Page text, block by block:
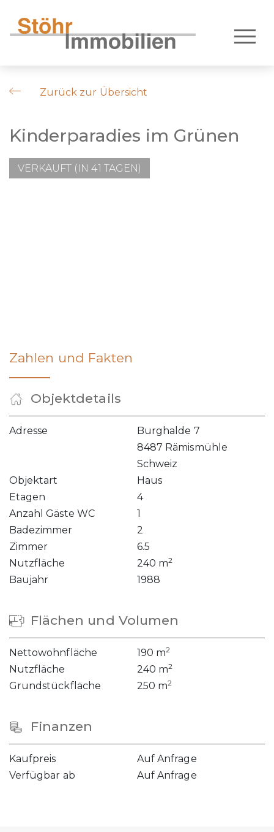
Zurück zur Übersicht
Kinderparadies im Grünen
VERKAUFT (IN 41 TAGEN)
Zahlen und Fakten
Objektdetails
Adresse
Burghalde 7
8487 Rämismühle
Schweiz
Objektart
Haus
Etagen
4
Anzahl Gäste WC
1
Badezimmer
2
Zimmer
6.5
Nutzfläche
240 m2
Baujahr 1988
Flächen und Volumen
Nettowohnfläche 190 m2
Nutzfläche 240 m2
Grundstückfläche 250 m2
Finanzen
Kaufpreis
Auf Anfrage
Verfügbar ab
Auf Anfrage